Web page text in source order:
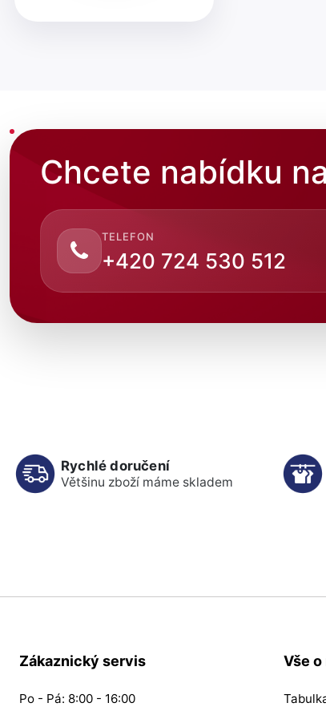
Chcete nabídku
TELEFON
+420 724 530 512
Rychlé doručení
Většinu zboží máme skladem
Zákaznický servis
Po - Pá: 8:00 - 16:00
Vše o